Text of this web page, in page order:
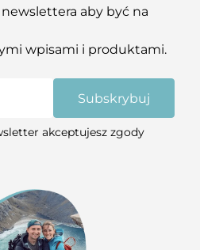
aby być na
wpisami i produktami.
Subskrybuj
akceptujesz zgody